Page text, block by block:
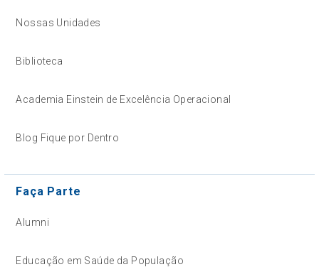
Nossas Unidades
Biblioteca
Academia Einstein de Excelência Operacional
Blog Fique por Dentro
Faça Parte
Alumni
Educação em Saúde da População